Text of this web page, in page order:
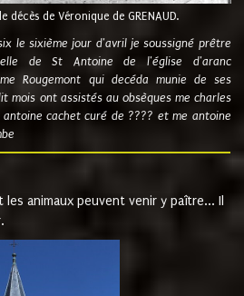
de Véronique de GRENAUD.
le sixième jour d'avril je soussigné prêtre
de St Antoine de l'église d'aranc
Rougemont qui decéda munie de ses
mois ont assistés au obsèques me charles
cachet curé de ???? et me antoine
animaux peuvent venir y paître... Il